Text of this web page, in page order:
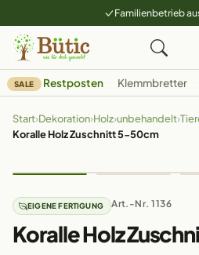
Familienbetrieb
SALE Restposten Klemmbretter
Start›Dekoration›Holz›unbehandelt›
Koralle Holz Zuschnitt 5-50cm
EIGENE FERTIGUNG Art.-Nr. 1136
Koralle Holz